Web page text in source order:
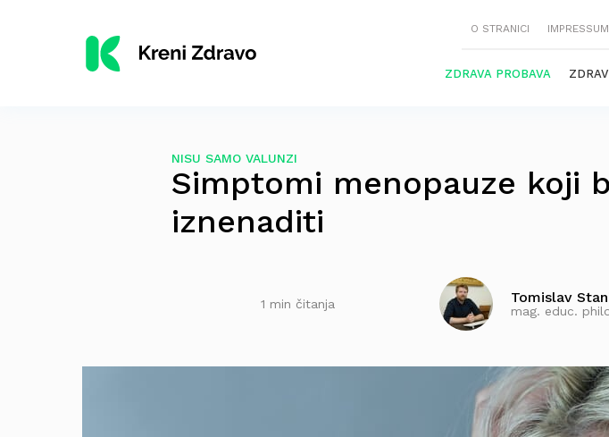
O STRANICI IMPRESSUM
ZDRAVA PROBAVA
NISU SAMO VALUNZI
Simptomi menopauze koji
iznenaditi
1 min čitanja Tomislav
mag. educ.